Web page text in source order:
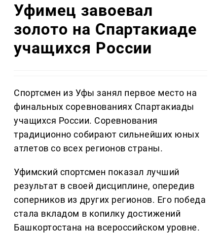
Уфимец завоевал
золото на Спартакиаде
учащихся России
Спортсмен из Уфы занял первое место на
финальных соревнованиях Спартакиады
учащихся России. Соревнования
традиционно собирают сильнейших юных
атлетов со всех регионов страны.
Уфимский спортсмен показал лучший
результат в своей дисциплине, опередив
соперников из других регионов. Его победа
стала вкладом в копилку достижений
Башкортостана на всероссийском уровне.